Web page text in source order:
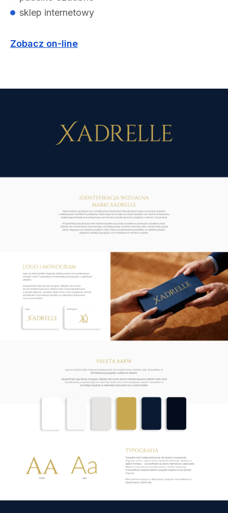
sklep internetowy
Zobacz on-line